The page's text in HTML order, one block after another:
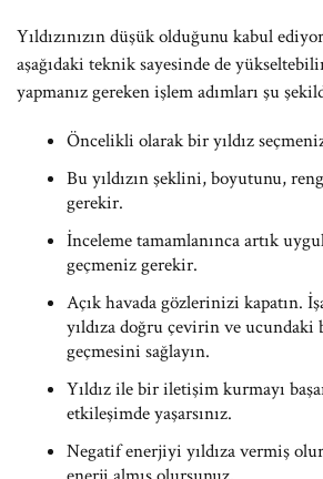
Yıldızınızın düşük olduğunu kabul
aşağıdaki teknik sayesinde de
yapmanız gereken işlem adımları şu
Öncelikli olarak bir yıldız
Bu yıldızın şeklini, boyutunu,
gerekir.
İnceleme tamamlanınca artık
geçmeniz gerekir.
Açık havada gözlerinizi kapatın.
yıldıza doğru çevirin ve ucundaki
geçmesini sağlayın.
Yıldız ile bir iletişim kurmayı
etkileşimde yaşarsınız.
Negatif enerjiyi yıldıza vermiş